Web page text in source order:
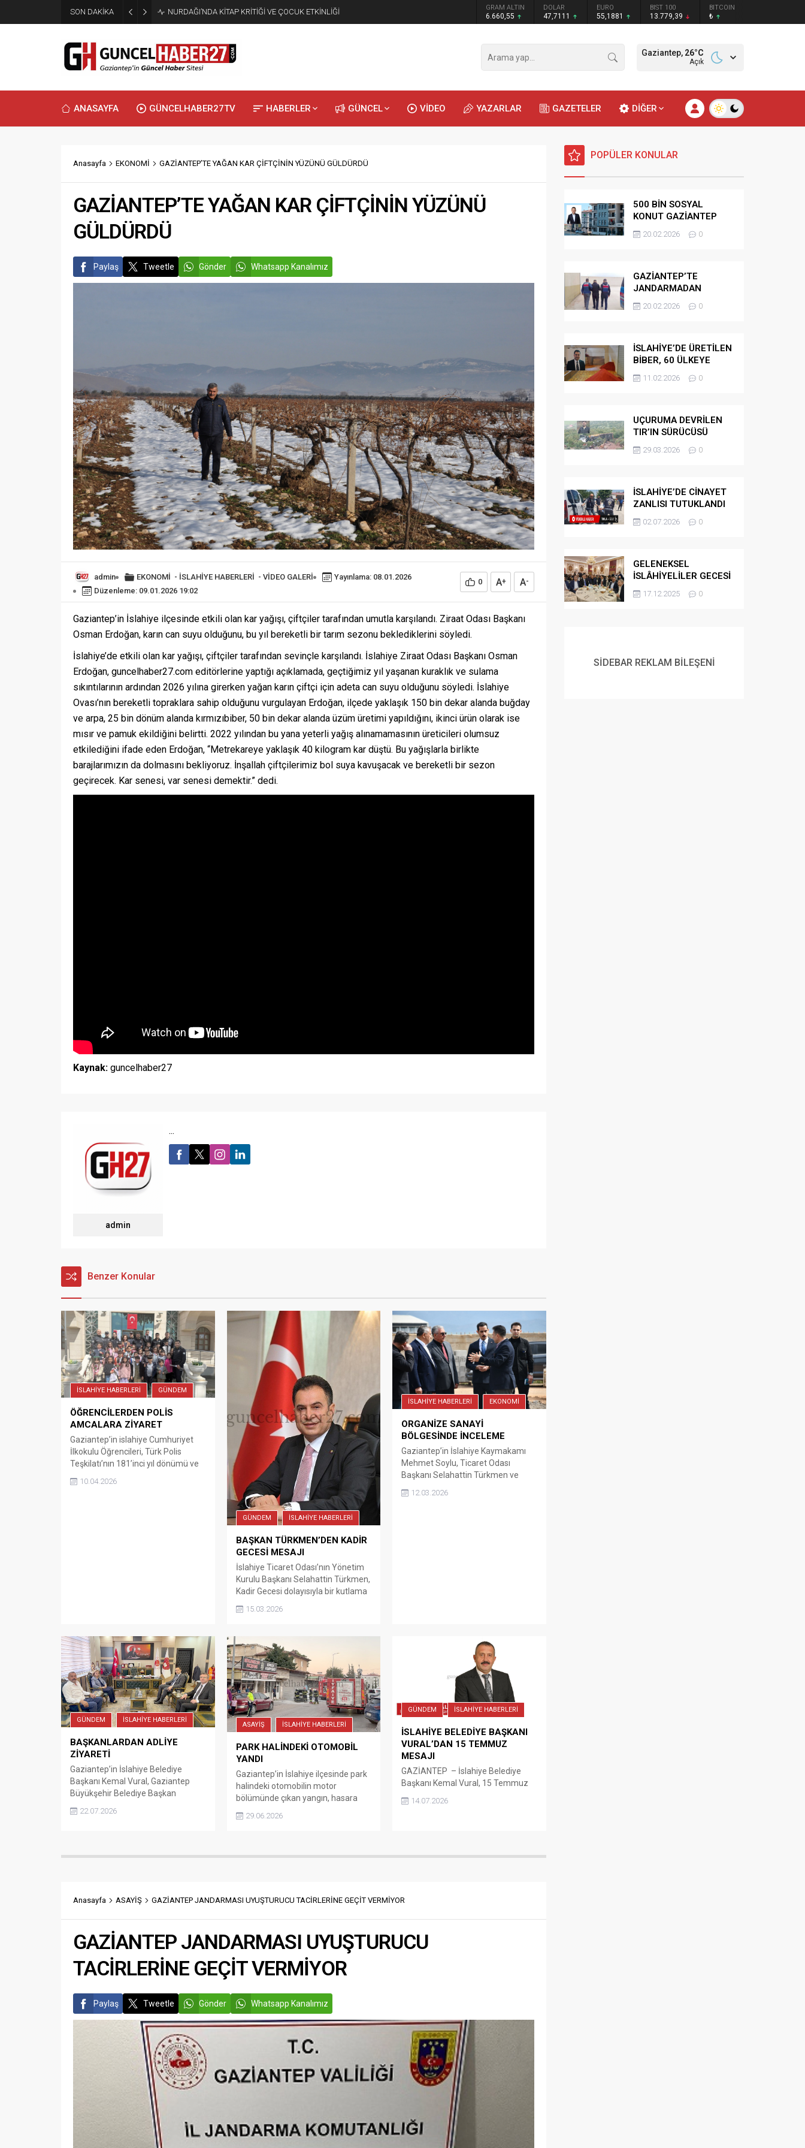
SON DAKİKA NURDAĞI’NDA KİTAP KRİTİĞİ VE ÇOCUK ETKİNLİĞİ GRAM ALTIN
6.660,55
DOLAR
47,7111
EURO
55,1881
BIST 100
13.779,39
BITCOIN
₺
Gaziantep, 26°C
Açık
ANASAYFA GÜNCELHABER27TV HABERLER GÜNCEL VİDEO YAZARLAR GAZETELER DİĞER
Anasayfa EKONOMİ GAZİANTEP’TE YAĞAN KAR ÇİFTÇİNİN YÜZÜNÜ GÜLDÜRDÜ
GAZİANTEP’TE YAĞAN KAR ÇİFTÇİNİN YÜZÜNÜ
GÜLDÜRDÜ
Paylaş Tweetle Gönder Whatsapp Kanalımız
admin EKONOMİ - İSLAHİYE HABERLERİ - VİDEO GALERİ
Yayınlama: 08.01.2026
Düzenleme: 09.01.2026 19:02
0 A+ A-
Gaziantep’in İslahiye ilçesinde etkili olan kar yağışı, çiftçiler tarafından umutla karşılandı. Ziraat Odası Başkanı
Osman Erdoğan, karın can suyu olduğunu, bu yıl bereketli bir tarım sezonu beklediklerini söyledi.
İslahiye’de etkili olan kar yağışı, çiftçiler tarafından sevinçle karşılandı. İslahiye Ziraat Odası Başkanı Osman
Erdoğan, guncelhaber27.com editörlerine yaptığı açıklamada, geçtiğimiz yıl yaşanan kuraklık ve sulama
sıkıntılarının ardından 2026 yılına girerken yağan karın çiftçi için adeta can suyu olduğunu söyledi. İslahiye
Ovası’nın bereketli topraklara sahip olduğunu vurgulayan Erdoğan, ilçede yaklaşık 150 bin dekar alanda buğday
ve arpa, 25 bin dönüm alanda kırmızıbiber, 50 bin dekar alanda üzüm üretimi yapıldığını, ikinci ürün olarak ise
mısır ve pamuk ekildiğini belirtti. 2022 yılından bu yana yeterli yağış alınamamasının üreticileri olumsuz
etkilediğini ifade eden Erdoğan, “Metrekareye yaklaşık 40 kilogram kar düştü. Bu yağışlarla birlikte
barajlarımızın da dolmasını bekliyoruz. İnşallah çiftçilerimiz bol suya kavuşacak ve bereketli bir sezon
geçirecek. Kar senesi, var senesi demektir.” dedi.
Kaynak: guncelhaber27
admin
...
Benzer Konular
İSLAHİYE HABERLERİ GÜNDEM
ÖĞRENCİLERDEN POLİS
AMCALARA ZİYARET
Gaziantep’in islahiye Cumhuriyet
İlkokulu Öğrencileri, Türk Polis
Teşkilatı’nın 181’inci yıl dönümü ve
Emniyet Müdürlüğünü ziyaret etti.
10.04.2026
GÜNDEM İSLAHİYE HABERLERİ
BAŞKAN TÜRKMEN’DEN KADİR
GECESİ MESAJI
İslahiye Ticaret Odası’nın Yönetim
Kurulu Başkanı Selahattin Türkmen,
Kadir Gecesi dolayısıyla bir kutlama
mesajı yayımladı. Türkmen,
mesajında şunları kaydetti;
en yoğun duygularla yaşandığı Kadir
Gecesi’nin ülkemize, İslam alemine
ve dünyaya sağlık, barış ve huzur
getirmesini temenni ediyor,
milletimizin ve hemşehrilerimin
Kadir Gecelerini en içten dileklerimle
kutluyorum.”...
15.03.2026
İSLAHİYE HABERLERİ EKONOMİ
ORGANİZE SANAYİ
BÖLGESİNDE İNCELEME
Gaziantep’in İslahiye Kaymakamı
Mehmet Soylu, Ticaret Odası
Başkanı Selahattin Türkmen ve
toplantısı kapsamında OSB İdare
12.03.2026
GÜNDEM İSLAHİYE HABERLERİ
BAŞKANLARDAN ADLİYE
ZİYARETİ
Gaziantep’in İslahiye Belediye
Başkanı Kemal Vural, Gaziantep
Büyükşehir Belediye Başkan
Cumhuriyet Başsavcısı Nurullah
Belediye Başkanı Kemal Vural,
Nurullah Şahin ile İlçemize yeni
22.07.2026
ASAYİŞ İSLAHİYE HABERLERİ
PARK HALİNDEKİ OTOMOBİL
YANDI
Gaziantep’in İslahiye ilçesinde park
halindeki otomobilin motor
bölümünde çıkan yangın, hasara
Mahallesi Barazi Caddesi’nde park
nedenle motor bölümünde alev aldı.
tüpleriyle ilk müdahaleyi yaparken
durumu itfaiye ekiplerine bildirdi.
İhbar üzerine...
29.06.2026
GÜNDEM İSLAHİYE HABERLERİ
İSLAHİYE BELEDİYE BAŞKANI
VURAL’DAN 15 TEMMUZ
MESAJI
GAZİANTEP – İslahiye Belediye
Başkanı Kemal Vural, 15 Temmuz
Demokrasi ve Milli Birlik Günü
dolayısıyla mesaj yayımladı. Vural,
çıkarak tarihe örnek bir destan
eden Vural,...
14.07.2026
Anasayfa ASAYİŞ GAZİANTEP JANDARMASI UYUŞTURUCU TACİRLERİNE GEÇİT VERMİYOR
GAZİANTEP JANDARMASI UYUŞTURUCU
TACİRLERİNE GEÇİT VERMİYOR
Paylaş Tweetle Gönder Whatsapp Kanalımız
POPÜLER KONULAR
500 BİN SOSYAL
KONUT GAZİANTEP
HAK SAHİPLİĞİ
BELİRLEME KURASI-
20.02.2026 0
GAZİANTEP’TE
JANDARMADAN
GÖÇMEN
KAÇAKÇILARINA
20.02.2026 0
İSLAHİYE’DE ÜRETİLEN
BİBER, 60 ÜLKEYE
İHRAÇ EDİLİYOR
11.02.2026 0
UÇURUMA DEVRİLEN
TIR’IN SÜRÜCÜSÜ
HAYATINI KAYBETTİ
29.03.2026 0
İSLAHİYE’DE CİNAYET
ZANLISI TUTUKLANDI
02.07.2026 0
GELENEKSEL
İSLÂHİYELİLER GECESİ
DÜZENLENDİ
17.12.2025 0
SİDEBAR REKLAM BİLEŞENİ